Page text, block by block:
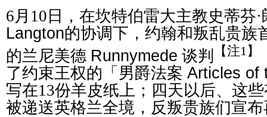
6月10日，在坎特伯雷大主教史蒂芬·
Langton的协调下，约翰和叛乱贵族
的兰尼美德 Runnymede 谈判 【注1】
了约束王权的「男爵法案 Articles of
写在13份羊皮纸上；四天以后、这
被递送英格兰全境，反叛贵族们宣